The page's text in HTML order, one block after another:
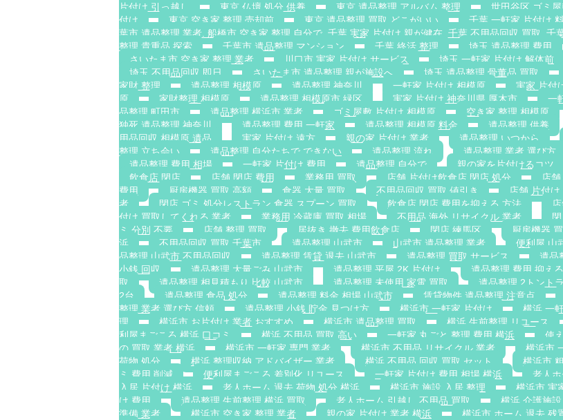
片付け 引っ越し
東京 仏壇 処分 供養 東京 遺品整理 アルバム 整理
世田谷区 ゴミ
付け
東京 空き家 整理 売却前 東京 遺品整理 買取 どこがいい
千葉 一軒家 片付け
葉市 遺品整理 業者. 船橋市 空き家 整理 自分で. 千葉 実家 片付け 親が健在. 千葉 不用品回収 買取. 千
整理 貴重品 探索
千葉市 遺品整理 マンション 千葉 終活 整理
埼玉 遺品整理 費用
さいたま市 空き家 整理 業者
川口市 実家 片付け サービス
埼玉 一軒家 片付け 解体前
埼玉 不用品回収 即日
さいたま市 遺品整理 親が施設へ 埼玉 遺品整理 骨董品 買取
家財 整理
遺品整理 相模原 遺品整理 神奈川 一軒家 片付け 相模原
実家 片付
原
家財整理 相模原 遺品整理 相模原市 緑区 実家 片付け 神奈川県 厚木市
一
品整理 町田市
遺品整理 横浜市 業者 ゴミ屋敷 片付け 相模原 空き家 整理 相模原
独死 遺品整理 神奈川
遺品整理 費用 一軒家 遺品整理 相模原 料金 遺品整理 供養
用品回収 相模原 遺品
実家 片付け 遠方 親の家 片付け 業者 遺品整理 いつから
整理 立ち会い
遺品整理 自分たちで できない 遺品整理 流れ
遺品整理 業者 選び方
遺品整理 費用 相場
一軒家 片付け 費用 遺品整理 自分で
親の家を片付けるコツ
飲食店 閉店
店舗 閉店 費用 業務用 買取 店舗 片付け飲食店 閉店 処分
店
費用
厨房機器 買取 高額 食器 大量 買取 不用品回収 買取 値引き
店舗 片付け
者
閉店 ゴミ 処分レストラン 食器 スプーン 買取 飲食店 閉店 費用を抑える 方法
付け 買取してくれる 業者
業務用 冷蔵庫 買取 相場 不用品 海外 リサイクル 業者
ミ 分別 不要
店舗 整理 買取 居抜き 撤去 費用飲食店 閉店 練馬区
厨房機器
浜
不用品回収 買取 千葉市 遺品整理 山武市 山武市 遺品整理 業者
便利屋 山
品整理 山武市 不用品回収
遺品整理 賃貸 退去 山武市 遺品整理 買取 サービス
遺品
小銭 回収
遺品整理 大量ごみ 山武市 遺品整理 平屋 2K 片付け
遺品整理 費用 抑え
取
遺品整理 相見積もり 比較 山武市 遺品整理 未使用 家電 買取
遺品整理 2トント
2台
遺品整理 食品 処分 遺品整理 料金 相場 山武市 賃貸物件 遺品整理 注意点
整理 業者 選び方 信頼
遺品整理 小銭 貯金 見つけ方 横浜市 一軒家 片付け
横浜 一
理
横浜市 お片付け 業者 おすすめ 横浜市 遺品整理 買取 横浜 生前整理 リユース
利屋まごころ 横浜 口コミ
横浜 不用品 買取 高い 一軒家 丸ごと 整理 費用 横浜
使
の 買取 業者 横浜
横浜市 一軒家 専門 業者 横浜市 不用品 リサイクル 業者
横浜市
荷物 処分
横浜 整理収納 アドバイザー 業者 横浜 不用品 回収 買取 セット
横浜市
ミ 費用 削減
便利屋まごころ 差別化 リユース 一軒家 片付け 費用 相場 横浜
老人
入居 片付け 横浜
老人ホーム 退去 荷物 処分 横浜 横浜市 施設 入居 整理
横浜市 実
け 費用
遺品整理 生前整理 横浜 買取 老人ホーム 引越し 不用品 買取
横浜 介護施
準備 業者
横浜市 空き家 整理 業者 親の家 片付け 業者 横浜 横浜市 ホーム 退去 残